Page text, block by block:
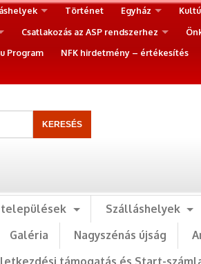
Történet Egyház
Csatlakozás az ASP rendszerhez
Program NFK hirdetmény – értékesítés
Szálláshelyek
Galéria Nagyszénás újság